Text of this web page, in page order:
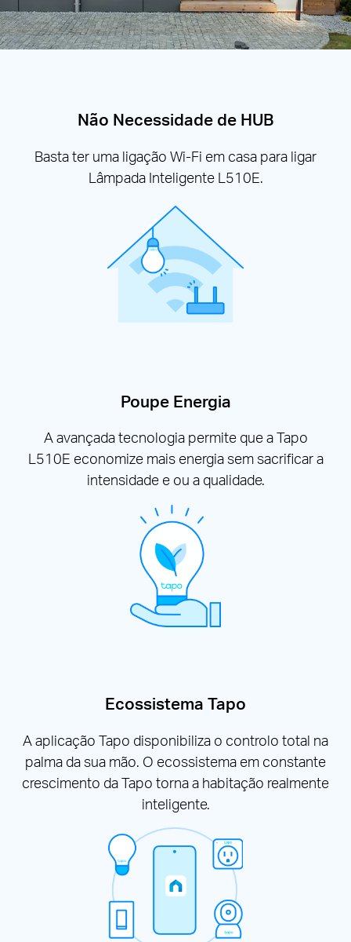
Não Necessidade de HUB
Basta ter uma ligação Wi-Fi em casa para ligar
Lâmpada Inteligente L510E.
Poupe Energia
A avançada tecnologia permite que a Tapo
L510E economize mais energia sem sacrificar a
intensidade e ou a qualidade.
Ecossistema Tapo
A aplicação Tapo disponibiliza o controlo total na
palma da sua mão. O ecossistema em constante
crescimento da Tapo torna a habitação realmente
inteligente.